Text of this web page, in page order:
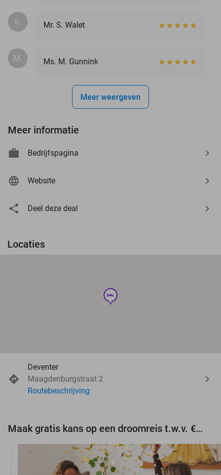
S. Mr. S. Walet
M. Ms. M. Gunnink
Meer weergeven
Meer informatie
Bedrijfspagina
Website
Deel deze deal
Locaties
hotel
Deventer
Maagdenburgstraat 2
Routebeschrijving
Maak gratis kans op een droomreis t.w.v. €3.000!